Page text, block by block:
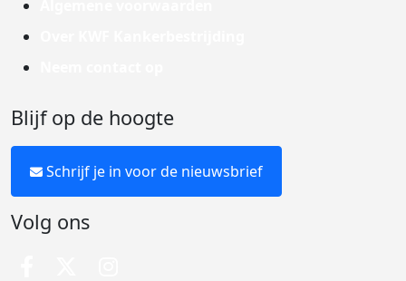
Blijf op de hoogte
Schrijf je in voor de nieuwsbrief
Volg ons